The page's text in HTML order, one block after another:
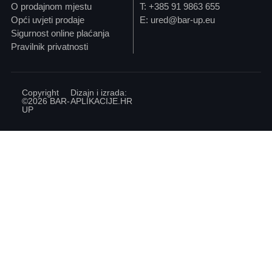
O prodajnom mjestu
Opći uvjeti prodaje
Sigurnost online plaćanja
Pravilnik privatnosti
T: +385 91 9863 655
E: ured@bar-up.eu
Copyright
©2026 BAR-
UP
Dizajn i izrada:
APLIKACIJE .HR